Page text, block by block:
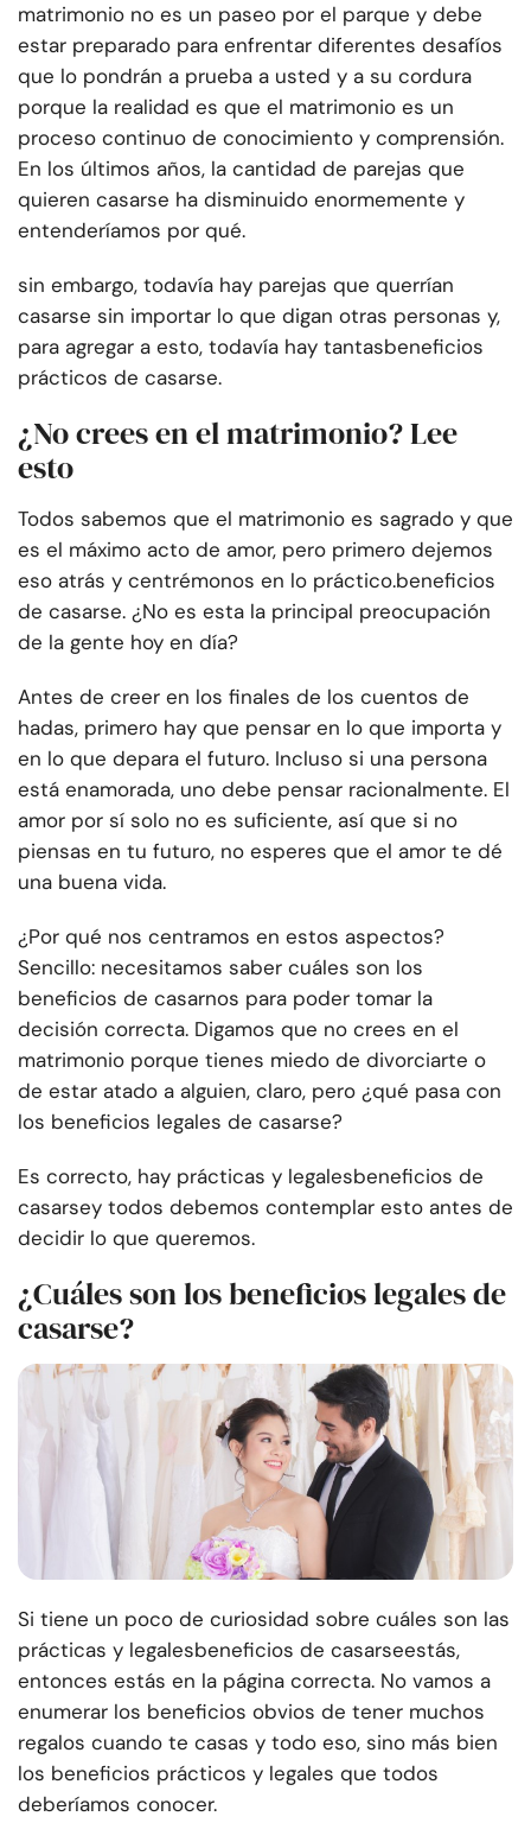
matrimonio no es un paseo por el parque y debe
estar preparado para enfrentar diferentes desafíos
que lo pondrán a prueba a usted y a su cordura
porque la realidad es que el matrimonio es un
proceso continuo de conocimiento y comprensión.
En los últimos años, la cantidad de parejas que
quieren casarse ha disminuido enormemente y
entenderíamos por qué.
sin embargo, todavía hay parejas que querrían
casarse sin importar lo que digan otras personas y,
para agregar a esto, todavía hay tantasbeneficios
prácticos de casarse.
¿No crees en el matrimonio? Lee
esto
Todos sabemos que el matrimonio es sagrado y que
es el máximo acto de amor, pero primero dejemos
eso atrás y centrémonos en lo práctico.beneficios
de casarse. ¿No es esta la principal preocupación
de la gente hoy en día?
Antes de creer en los finales de los cuentos de
hadas, primero hay que pensar en lo que importa y
en lo que depara el futuro. Incluso si una persona
está enamorada, uno debe pensar racionalmente. El
amor por sí solo no es suficiente, así que si no
piensas en tu futuro, no esperes que el amor te dé
una buena vida.
¿Por qué nos centramos en estos aspectos?
Sencillo: necesitamos saber cuáles son los
beneficios de casarnos para poder tomar la
decisión correcta. Digamos que no crees en el
matrimonio porque tienes miedo de divorciarte o
de estar atado a alguien, claro, pero ¿qué pasa con
los beneficios legales de casarse?
Es correcto, hay prácticas y legalesbeneficios de
casarsey todos debemos contemplar esto antes de
decidir lo que queremos.
¿Cuáles son los beneficios legales de
casarse?
Si tiene un poco de curiosidad sobre cuáles son las
prácticas y legalesbeneficios de casarseestás,
entonces estás en la página correcta. No vamos a
enumerar los beneficios obvios de tener muchos
regalos cuando te casas y todo eso, sino más bien
los beneficios prácticos y legales que todos
deberíamos conocer.